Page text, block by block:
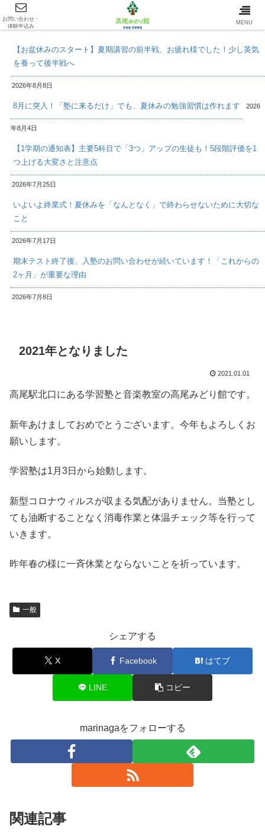
最新情報/INFOMATION
【お盆休みのスタート】夏期講習の前半戦、お疲れ様でした！少し英気
を養って後半戦へ
2026年8月8日
8月に突入！「塾に来るだけ」でも、夏休みの勉強習慣は作れます 2026
年8月4日
【1学期の通知表】主要5科目で「3つ」アップの生徒も！5段階評価を1
つ上げる大変さと注意点
2026年7月25日
いよいよ終業式！夏休みを「なんとなく」で終わらせないために大切な
こと
2026年7月17日
期末テスト終了後、入塾のお問い合わせが続いています！「これからの
2ヶ月」が重要な理由
2026年7月8日
2021年となりました
2021.01.01
高尾駅北口にある学習塾と音楽教室の高尾みどり館です。
新年あけましておめでとうございます。今年もよろしくお
願いします。
学習塾は1月3日から始動します。
新型コロナウィルスが収まる気配がありません。当塾とし
ても油断することなく消毒作業と体温チェック等を行って
いきます。
昨年春の様に一斉休業とならないことを祈っています。
一般
シェアする
X Facebook はてブ
LINE コピー
marinagaをフォローする
関連記事
お問い合わせ・
体験申込み
MENU